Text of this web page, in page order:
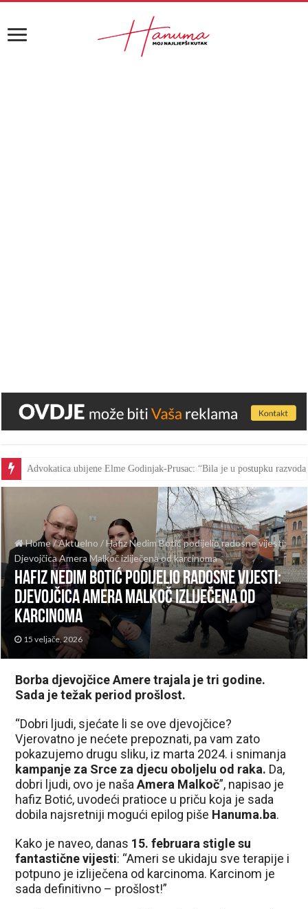
Advokatica ubijene Elme Godinjak-Prusac: “Bila je u postupku
Osumnjičeni za ubistvo ostavio automobil na Darivi: “Pokušala je
Home/Aktuelno / Hafiz Nedim Botić podijelio radosne vijesti:
Djevojčica Amera Malkoč izliječena od karcinoma
Hafiz Nedim Botić podijelio radosne vijesti:
Djevojčica Amera Malkoč izliječena od
karcinoma
15 veljače, 2026
Borba djevojčice Amere trajala je tri godine.
Sada je težak period prošlost.
“Dobri ljudi, sjećate li se ove djevojčice?
Vjerovatno je nećete prepoznati, pa vam zato
pokazujemo drugu sliku, iz marta 2024. i snimanja
kampanje za Srce za djecu oboljelu od raka. Da,
dobri ljudi, ovo je naša Amera Malkoč”, napisao je
hafiz Botić, uvodeći pratioce u priču koja je sada
dobila najsretniji mogući epilog piše Hanuma.ba.
Kako je naveo, danas 15. februara stigle su
fantastične vijesti: “Ameri se ukidaju sve terapije i
potpuno je izliječena od karcinoma. Karcinom je
sada definitivno – prošlost!”